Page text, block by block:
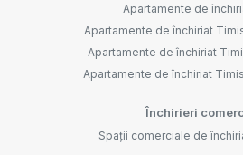
Apartamente de
Apartamente de închiriat
Apartamente de închiriat
Apartamente de închiriat
Închirieri
Spații comerciale de